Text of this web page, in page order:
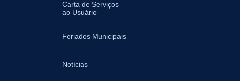
Carta de Serviços
ao Usuário
Feriados Municipais
Notícias